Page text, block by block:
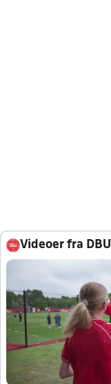
Videoer fra DBU